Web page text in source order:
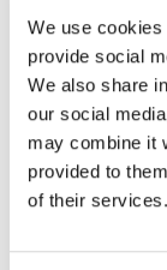
We use
provide social
We also share
our social
may combine it
provided to
of their services.
czytaj